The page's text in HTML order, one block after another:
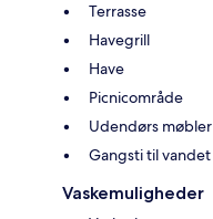
Terrasse
Havegrill
Have
Picnicområde
Udendørs møbler
Gangsti til vandet
Vaskemuligheder